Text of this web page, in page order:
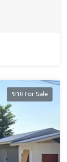
ขาย For Sale